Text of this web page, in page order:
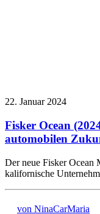
22. Januar 2024
Fisker Ocean
automobilen
Der neue Fisker Ocean
kalifornische
von NinaCarMaria